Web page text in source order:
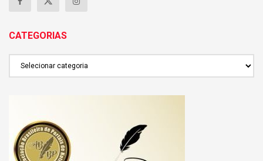
CATEGORIAS